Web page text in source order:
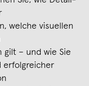
welche visuellen
gilt – und wie Sie
erfolgreicher